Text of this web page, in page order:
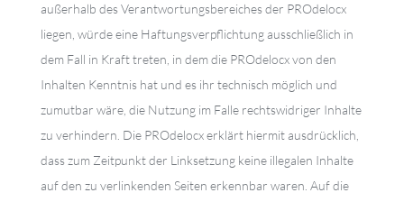
außerhalb des Verantwortungsbereiches der PROdelocx
liegen, würde eine Haftungsverpflichtung ausschließlich in
dem Fall in Kraft treten, in dem die PROdelocx von den
Inhalten Kenntnis hat und es ihr technisch möglich und
zumutbar wäre, die Nutzung im Falle rechtswidriger Inhalte
zu verhindern. Die PROdelocx erklärt hiermit ausdrücklich,
dass zum Zeitpunkt der Linksetzung keine illegalen Inhalte
auf den zu verlinkenden Seiten erkennbar waren. Auf die